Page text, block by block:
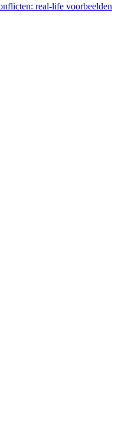
real-life voorbeelden